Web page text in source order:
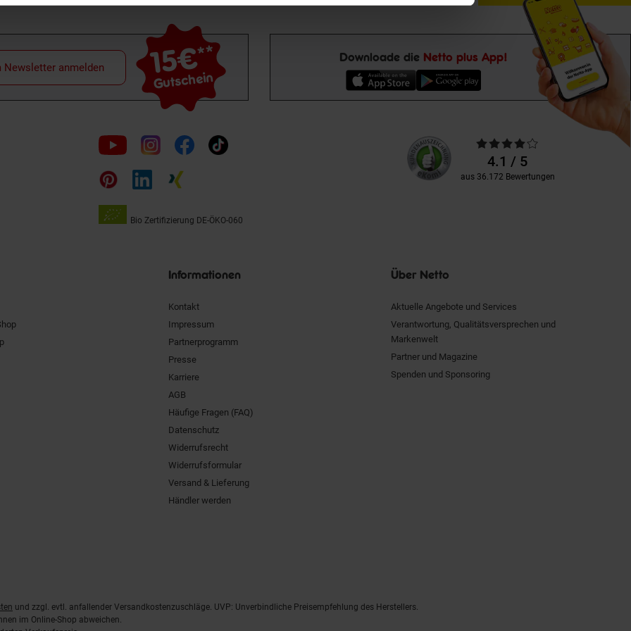
15€**
Gutschein
Newsletter anmelden
Downloade die Netto plus App!
Folge
uns
auf
Bio Zertifizierung DE-ÖKO-060
Unsere
Kundenbewertungen
Durchschnittliche
Bewertungen4.1 / 5
aus 36.172 Bewertungen
Informationen
Kontakt
Impressum
Partnerprogramm
Presse
Karriere
AGB
Häufige Fragen (FAQ)
Datenschutz
Widerrufsrecht
Widerrufsformular
Versand & Lieferung
Händler werden
Über Netto
Aktuelle Angebote und Services
Verantwortung, Qualitätsversprechen und
Markenwelt
Partner und Magazine
Spenden und Sponsoring
und zzgl. evtl. anfallender Versandkostenzuschläge. UVP: Unverbindliche Preisempfehlung des Herstellers.
im Online-Shop abweichen.